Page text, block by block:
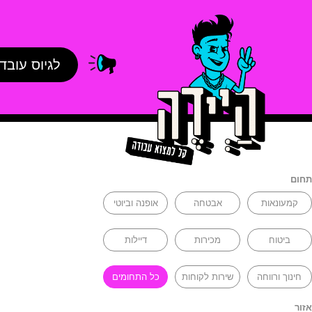
לגיוס
תחום
קמעונאות אבטחה אופנה וביוטי
ביטוח מכירות דיילות
חינוך ורווחה שירות לקוחות כל התחומים
אזור